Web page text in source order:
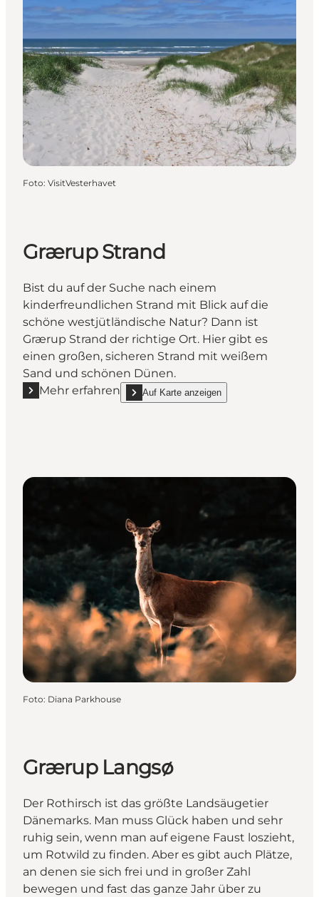
Foto: VisitVesterhavet
Grærup Strand
Bist du auf der Suche nach einem
kinderfreundlichen Strand mit Blick auf die
schöne westjütländische Natur? Dann ist
Grærup Strand der richtige Ort. Hier gibt es
einen großen, sicheren Strand mit weißem
Sand und schönen Dünen.
Mehr erfahren
Mehr erfahren "Grærup Strand"
Auf Karte anzeigen
show Grærup Strand on_map
Foto: Diana Parkhouse
Grærup Langsø
Der Rothirsch ist das größte Landsäugetier
Dänemarks. Man muss Glück haben und sehr
ruhig sein, wenn man auf eigene Faust loszieht,
um Rotwild zu finden. Aber es gibt auch Plätze,
an denen sie sich frei und in großer Zahl
bewegen und fast das ganze Jahr über zu